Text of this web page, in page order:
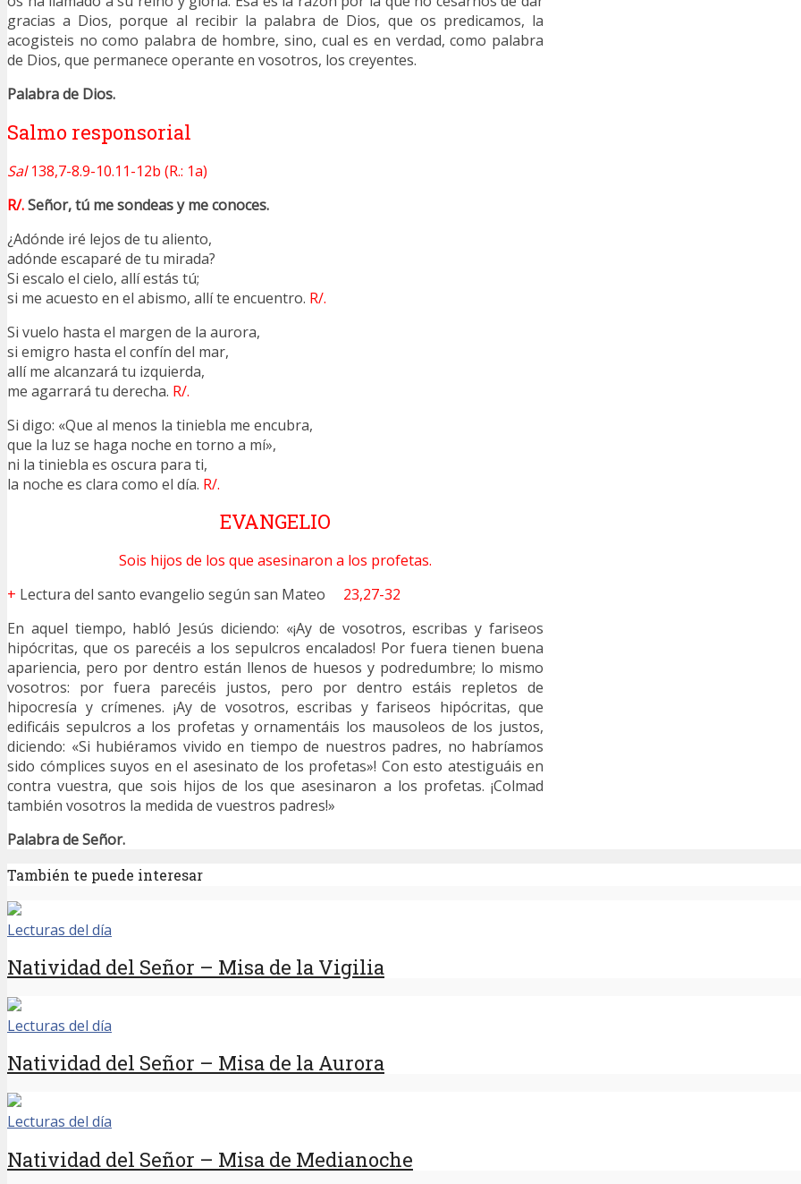
gracias a Dios, porque al recibir la palabra de Dios, que os predicamos, la
acogisteis no como palabra de hombre, sino, cual es en verdad, como palabra
de Dios, que permanece operante en vosotros, los creyentes.
Palabra de Dios.
Salmo responsorial
Sal138,7-8.9-10.11-12b (R.: 1a)
R/.Señor, tú me sondeas y me conoces.
¿Adónde iré lejos de tu aliento,
adónde escaparé de tu mirada?
Si escalo el cielo, allí estás tú;
si me acuesto en el abismo, allí te encuentro. R/.
Si vuelo hasta el margen de la aurora,
si emigro hasta el confín del mar,
allí me alcanzará tu izquierda,
me agarrará tu derecha. R/.
Si digo: «Que al menos la tiniebla me encubra,
que la luz se haga noche en torno a mí»,
ni la tiniebla es oscura para ti,
la noche es clara como el día. R/.
EVANGELIO
Sois hijos de los que asesinaron a los profetas.
+ Lectura del santo evangelio según san Mateo 23,27-32
En aquel tiempo, habló Jesús diciendo: «¡Ay de vosotros, escribas y fariseos
hipócritas, que os parecéis a los sepulcros encalados! Por fuera tienen buena
apariencia, pero por dentro están llenos de huesos y podredumbre; lo mismo
vosotros: por fuera parecéis justos, pero por dentro estáis repletos de
hipocresía y crímenes. ¡Ay de vosotros, escribas y fariseos hipócritas, que
edificáis sepulcros a los profetas y ornamentáis los mausoleos de los justos,
diciendo: «Si hubiéramos vivido en tiempo de nuestros padres, no habríamos
sido cómplices suyos en el asesinato de los profetas»! Con esto atestiguáis en
contra vuestra, que sois hijos de los que asesinaron a los profetas. ¡Colmad
también vosotros la medida de vuestros padres!»
Palabra de Señor.
También te puede interesar
Lecturas del día
Natividad del Señor – Misa de la Vigilia
Lecturas del día
Natividad del Señor – Misa de la Aurora
Lecturas del día
Natividad del Señor – Misa de Medianoche